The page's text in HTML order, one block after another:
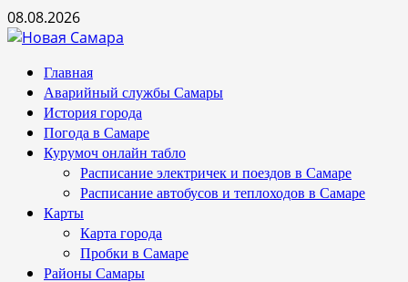
Перейти
к
08.08.2026
Основное
меню
Главная
Аварийный службы Самары
История города
Погода в Самаре
Курумоч онлайн табло
Расписание электричек и поездов в Самаре
Расписание автобусов и теплоходов в Самаре
Карты
Карта города
Пробки в Самаре
Районы Самары